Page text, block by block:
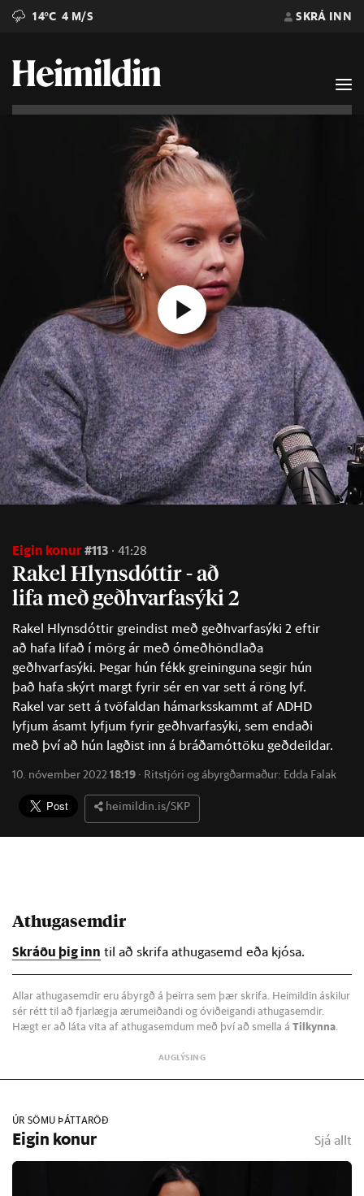
14°C 4 M/S SKRÁ INN
Eigin konur#113 41:28
Rakel Hlyns­dótt­ir - að
lifa með geð­hvarfa­sýki 2
Rakel Hlynsdóttir greindist með geðhvarfasýki 2 eftir
að hafa lifað í mörg ár með ómeðhöndlaða
geðhvarfasýki. Þegar hún fékk greininguna segir hún
það hafa skýrt margt fyrir sér en var sett á röng lyf.
Rakel var sett á tvöfaldan hámarksskammt af ADHD
lyfjum ásamt lyfjum fyrir geðhvarfasýki, sem endaði
með því að hún lagðist inn á bráðamóttöku geðdeildar.
10. nóvember 2022 18:19 · Ritstjóri og ábyrgðarmaður: Edda Falak
heimildin.is/SKP
Athugasemdir
Skráðu þig inn til að skrifa athugasemd eða kjósa.
Allar athugasemdir eru ábyrgð á þeirra sem þær skrifa. Heimildin áskilur
sér rétt til að fjarlægja ærumeiðandi og óviðeigandi athugasemdir.
Hægt er að láta vita af athugasemdum með því að smella á Tilkynna
ÚR SÖMU ÞÁTTARÖÐ
Eigin konur Sjá allt